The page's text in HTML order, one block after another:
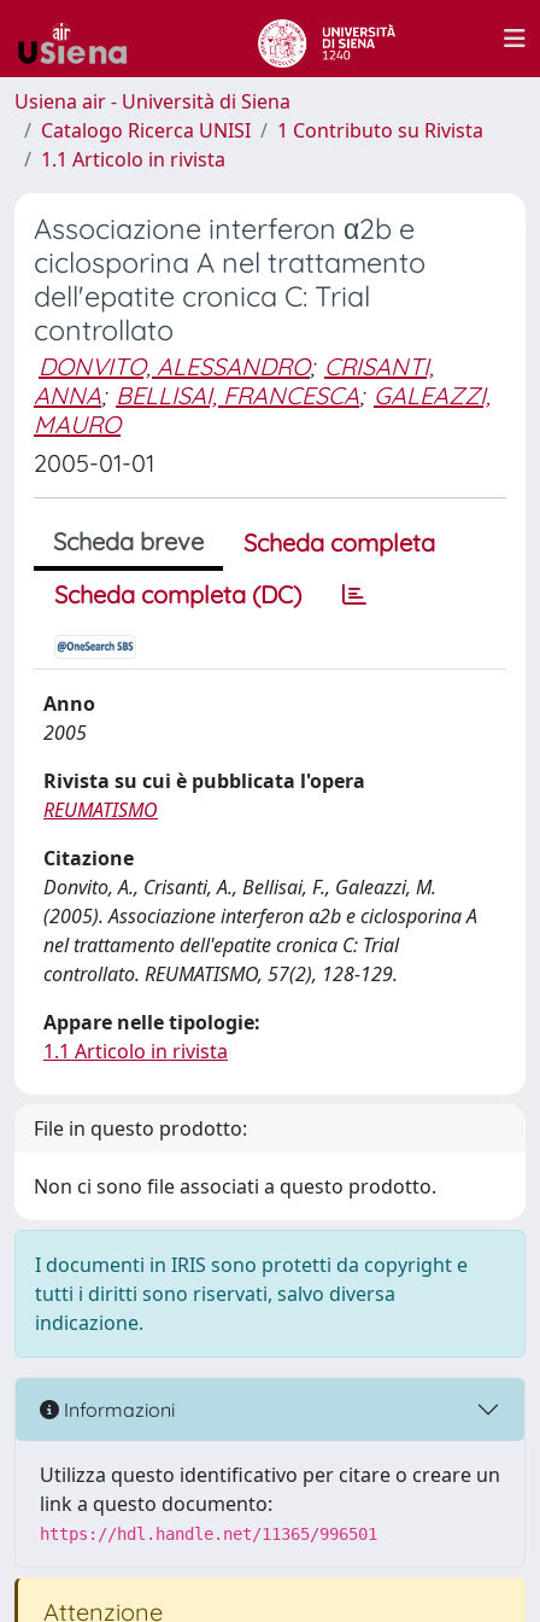
Usiena air - Università di Siena
Catalogo Ricerca UNISI
1 Contributo su Rivista
1.1 Articolo in rivista
Associazione interferon α2b e
ciclosporina A nel trattamento
dell'epatite cronica C: Trial
controllato
DONVITO, ALESSANDRO; CRISANTI,
ANNA; BELLISAI, FRANCESCA; GALEAZZI,
MAURO
2005-01-01
Scheda breve
Scheda completa
Scheda completa (DC)
Anno
2005
Rivista su cui è pubblicata l'opera
REUMATISMO
Citazione
Donvito, A., Crisanti, A., Bellisai, F., Galeazzi, M.
(2005). Associazione interferon α2b e ciclosporina A
nel trattamento dell'epatite cronica C: Trial
controllato. REUMATISMO, 57(2), 128-129.
Appare nelle tipologie:
1.1 Articolo in rivista
File in questo prodotto:
Non ci sono file associati a questo prodotto.
I documenti in IRIS sono protetti da copyright e
tutti i diritti sono riservati, salvo diversa
indicazione.
Informazioni
Utilizza questo identificativo per citare o creare un
link a questo documento:
https://hdl.handle.net/11365/996501
Attenzione